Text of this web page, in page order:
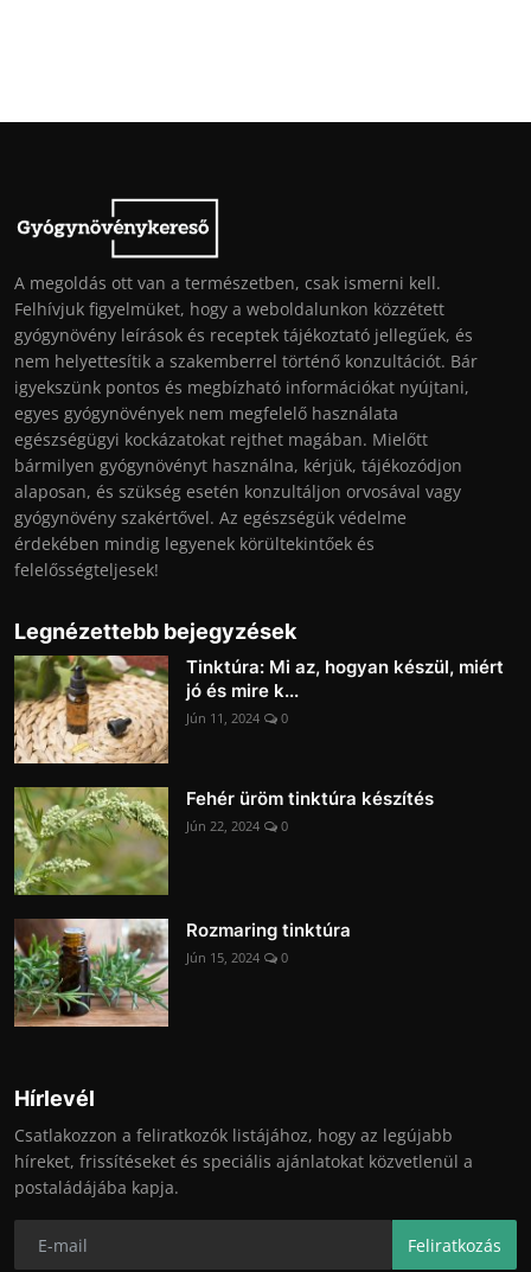
A megoldás ott van a természetben, csak ismerni kell.
Felhívjuk figyelmüket, hogy a weboldalunkon közzétett
gyógynövény leírások és receptek tájékoztató jellegűek, és
nem helyettesítik a szakemberrel történő konzultációt. Bár
igyekszünk pontos és megbízható információkat nyújtani,
egyes gyógynövények nem megfelelő használata
egészségügyi kockázatokat rejthet magában. Mielőtt
bármilyen gyógynövényt használna, kérjük, tájékozódjon
alaposan, és szükség esetén konzultáljon orvosával vagy
gyógynövény szakértővel. Az egészségük védelme
érdekében mindig legyenek körültekintőek és
felelősségteljesek!
Legnézettebb bejegyzések
Tinktúra: Mi az, hogyan készül, miért
jó és mire k...
Jún 11, 2024 0
Fehér üröm tinktúra készítés
Jún 22, 2024 0
Rozmaring tinktúra
Jún 15, 2024 0
Hírlevél
Csatlakozzon a feliratkozók listájához, hogy az legújabb
híreket, frissítéseket és speciális ajánlatokat közvetlenül a
postaládájába kapja.
Feliratkozás